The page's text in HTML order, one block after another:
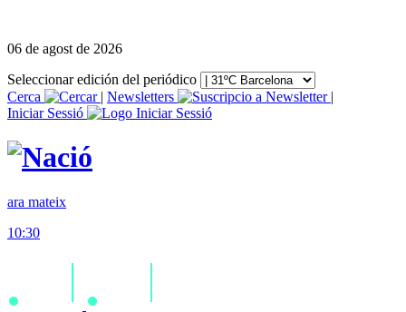
06 de agost de 2026
Seleccionar edición del periódico
Cerca
| Newsletters
|
Iniciar Sessió
ara mateix
10:30